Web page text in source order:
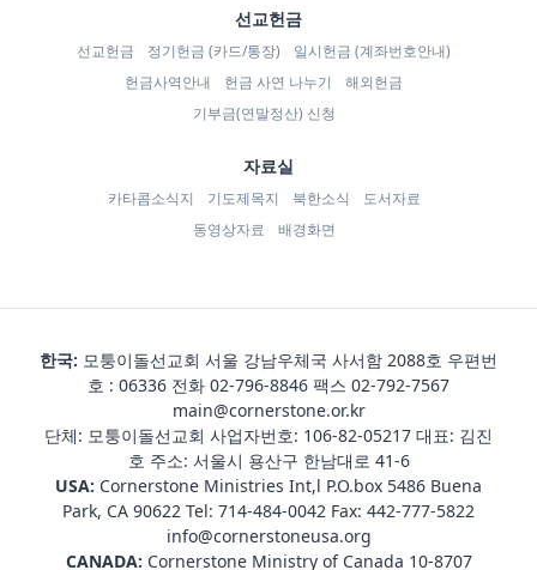
선교헌금
선교헌금 정기헌금 (카드/통장)
일시헌금 (계좌번호안내)
헌금사역안내
헌금 사연 나누기
해외헌금
기부금(연말정산) 신청
자료실
카타콤소식지 기도제목지 북한소식
도서자료
동영상자료
배경화면
한국: 모퉁이돌선교회 서울 강남우체국 사서함 2088호 우편번
호 : 06336 전화 02-796-8846 팩스 02-792-7567
main@cornerstone.or.kr
단체: 모퉁이돌선교회 사업자번호: 106-82-05217 대표: 김진
호 주소: 서울시 용산구 한남대로 41-6
USA: Cornerstone Ministries Int,l P.O.box 5486 Buena
Park, CA 90622 Tel: 714-484-0042 Fax: 442-777-5822
info@cornerstoneusa.org
CANADA: Cornerstone Ministry of Canada 10-8707